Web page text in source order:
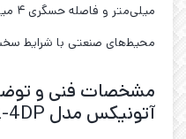
محیط‌های صنعتی با شرایط
مشخصات فنی و
آتونیکس مدل AUTONICS PR12-4DP